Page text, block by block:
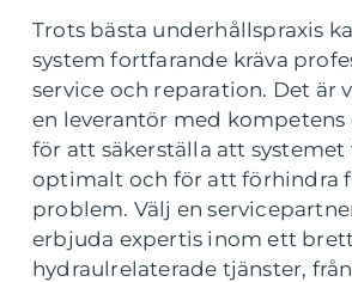
Trots bästa underhållspraxis
system fortfarande kräva
service och reparation. Det är
en leverantör med kompetens
för att säkerställa att systemet
optimalt och för att förhindra
problem. Välj en
erbjuda expertis inom ett
hydraulrelaterade tjänster,